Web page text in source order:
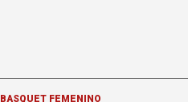
BÁSQUET FEMENINO